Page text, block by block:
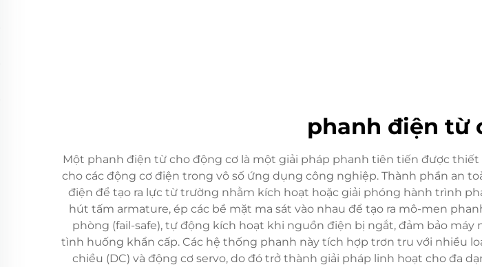
phanh điện từ
Một phanh điện từ cho động cơ là một giải pháp phanh tiên tiến được
cho các động cơ điện trong vô số ứng dụng công nghiệp. Thành phần an
điện để tạo ra lực từ trường nhằm kích hoạt hoặc giải phóng hành trình
hút tấm armature, ép các bề mặt ma sát vào nhau để tạo ra mô-men
phòng (fail-safe), tự động kích hoạt khi nguồn điện bị ngắt, đảm bảo
tình huống khẩn cấp. Các hệ thống phanh này tích hợp trơn tru với nhiều
chiều (DC) và động cơ servo, do đó trở thành giải pháp linh hoạt cho đa